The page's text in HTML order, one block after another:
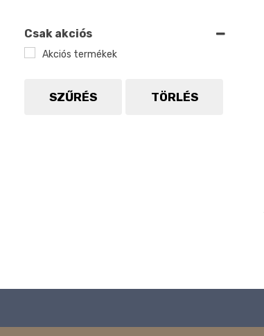
Csak akciós
Akciós termékek
SZŰRÉS TÖRLÉS